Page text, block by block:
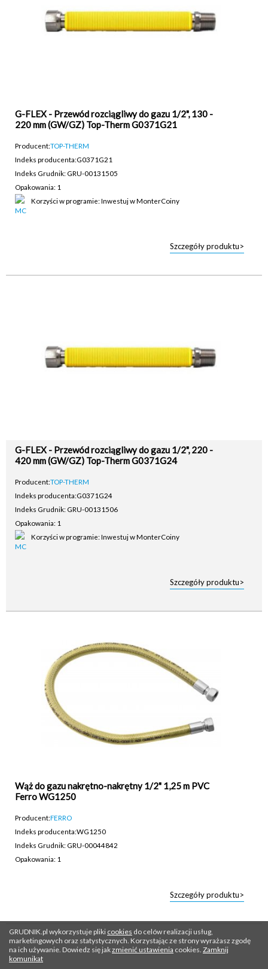
G-FLEX - Przewód rozciągliwy do gazu 1/2", 130 -
220 mm (GW/GZ) Top-Therm G0371G21
Producent:TOP-THERM
Indeks producenta:G0371G21
Indeks Grudnik: GRU-00131505
Opakowania: 1
Korzyści w programie: Inwestuj w MonterCoiny
Szczegóły produktu>
G-FLEX - Przewód rozciągliwy do gazu 1/2", 220 -
420 mm (GW/GZ) Top-Therm G0371G24
Producent:TOP-THERM
Indeks producenta:G0371G24
Indeks Grudnik: GRU-00131506
Opakowania: 1
Korzyści w programie: Inwestuj w MonterCoiny
Szczegóły produktu>
Wąż do gazu nakrętno-nakrętny 1/2" 1,25 m PVC
Ferro WG1250
Producent:FERRO
Indeks producenta:WG1250
Indeks Grudnik: GRU-00044842
Opakowania: 1
Szczegóły produktu>
GRUDNIK.pl wykorzystuje pliki cookies do celów realizacji usług,
marketingowych oraz statystycznych. Korzystając ze strony wyrażasz zgodę
na ich używanie. Dowiedz się jakzmienić ustawienia cookies. Zamknij
komunikat